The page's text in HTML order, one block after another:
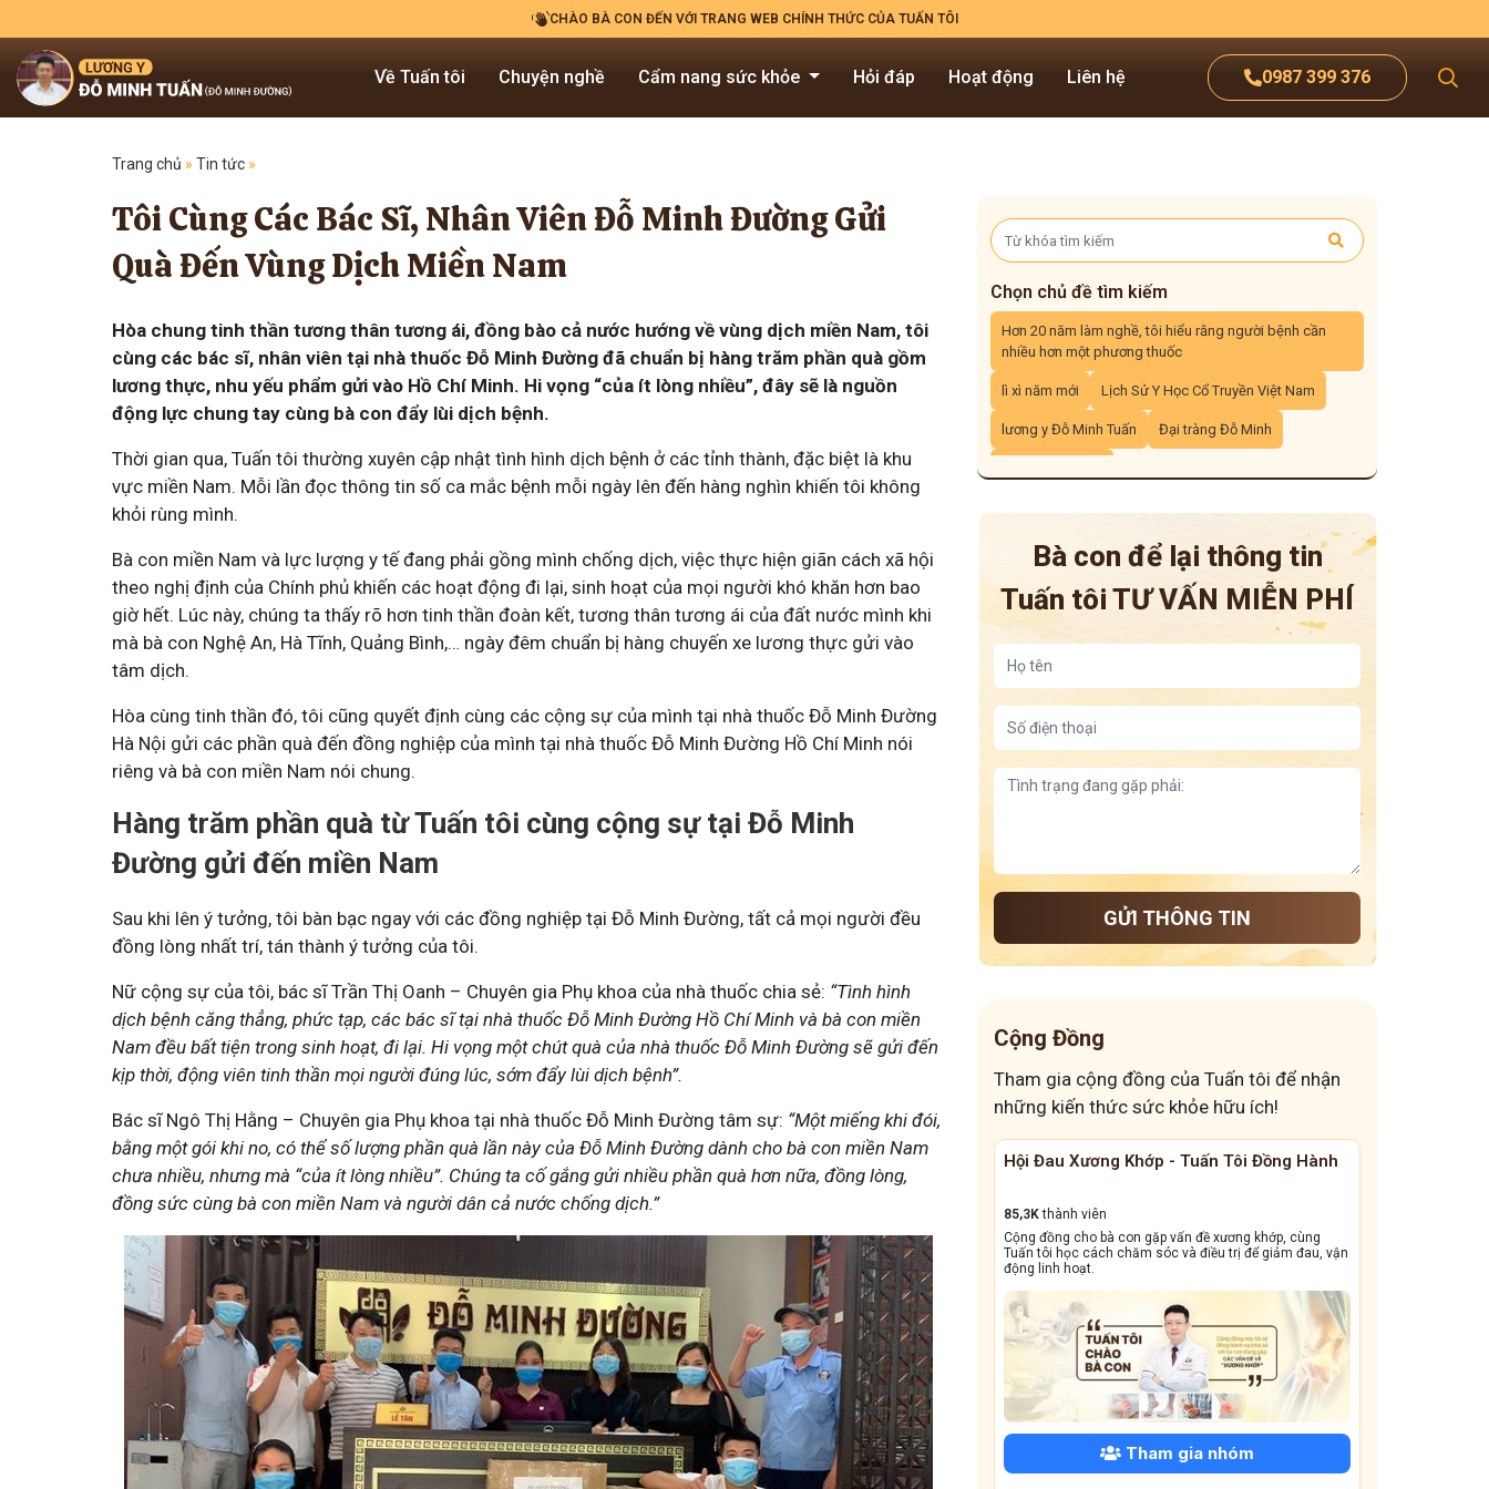
CHÀO BÀ CON ĐẾN VỚI TRANG WEB CHÍNH THỨC CỦA TUẤN TÔI
0987 399 376
Về Tuấn tôi Chuyện nghề Cẩm nang sức khỏe Hỏi đáp Hoạt động Liên hệ
Trang chủ » Tin tức »
Tôi Cùng Các Bác Sĩ, Nhân Viên Đỗ Minh Đường Gửi
Quà Đến Vùng Dịch Miền Nam
Hòa chung tinh thần tương thân tương ái, đồng bào cả nước hướng về vùng dịch miền Nam, tôi
cùng các bác sĩ, nhân viên tại nhà thuốc Đỗ Minh Đường đã chuẩn bị hàng trăm phần quà gồm
lương thực, nhu yếu phẩm gửi vào Hồ Chí Minh. Hi vọng “của ít lòng nhiều”, đây sẽ là nguồn
động lực chung tay cùng bà con đẩy lùi dịch bệnh.
Thời gian qua, Tuấn tôi thường xuyên cập nhật tình hình dịch bệnh ở các tỉnh thành, đặc biệt là khu
vực miền Nam. Mỗi lần đọc thông tin số ca mắc bệnh mỗi ngày lên đến hàng nghìn khiến tôi không
khỏi rùng mình.
Bà con miền Nam và lực lượng y tế đang phải gồng mình chống dịch, việc thực hiện giãn cách xã hội
theo nghị định của Chính phủ khiến các hoạt động đi lại, sinh hoạt của mọi người khó khăn hơn bao
giờ hết. Lúc này, chúng ta thấy rõ hơn tinh thần đoàn kết, tương thân tương ái của đất nước mình khi
mà bà con Nghệ An, Hà Tĩnh, Quảng Bình,… ngày đêm chuẩn bị hàng chuyến xe lương thực gửi vào
tâm dịch.
Hòa cùng tinh thần đó, tôi cũng quyết định cùng các cộng sự của mình tại nhà thuốc Đỗ Minh Đường
Hà Nội gửi các phần quà đến đồng nghiệp của mình tại nhà thuốc Đỗ Minh Đường Hồ Chí Minh nói
riêng và bà con miền Nam nói chung.
Hàng trăm phần quà từ Tuấn tôi cùng cộng sự tại Đỗ Minh
Đường gửi đến miền Nam
Sau khi lên ý tưởng, tôi bàn bạc ngay với các đồng nghiệp tại Đỗ Minh Đường, tất cả mọi người đều
đồng lòng nhất trí, tán thành ý tưởng của tôi.
Nữ cộng sự của tôi, bác sĩ Trần Thị Oanh – Chuyên gia Phụ khoa của nhà thuốc chia sẻ: “Tình hình
dịch bệnh căng thẳng, phức tạp, các bác sĩ tại nhà thuốc Đỗ Minh Đường Hồ Chí Minh và bà con miền
Nam đều bất tiện trong sinh hoạt, đi lại. Hi vọng một chút quà của nhà thuốc Đỗ Minh Đường sẽ gửi đến
kịp thời, động viên tinh thần mọi người đúng lúc, sớm đẩy lùi dịch bệnh”.
Bác sĩ Ngô Thị Hằng – Chuyên gia Phụ khoa tại nhà thuốc Đỗ Minh Đường tâm sự: “Một miếng khi đói,
bằng một gói khi no, có thể số lượng phần quà lần này của Đỗ Minh Đường dành cho bà con miền Nam
chưa nhiều, nhưng mà “của ít lòng nhiều”. Chúng ta cố gắng gửi nhiều phần quà hơn nữa, đồng lòng,
đồng sức cùng bà con miền Nam và người dân cả nước chống dịch.”
Chọn chủ đề tìm kiếm
Hơn 20 năm làm nghề, tôi hiểu rằng người bệnh cần
nhiều hơn một phương thuốc
lì xì năm mới Lịch Sử Y Học Cổ Truyền Việt Nam
lương y Đỗ Minh Tuấn Đại tràng Đỗ Minh
Bà con để lại thông tin
Tuấn tôiTƯ VẤN MIỄN PHÍ
GỬI THÔNG TIN
Cộng Đồng
Tham gia cộng đồng của Tuấn tôi để nhận
những kiến thức sức khỏe hữu ích!
- Đánh Bay Mẩn Ngứa
gây khó chịu và ảnh hưởng sinh hoạt.
sẻ cách giảm ngứa, làm dịu da và
Tuấn tôi - Y diệu thuốc nam
95,5k thành viên
Góc nhỏ tôi chia sẻ với bà con về chuyện thuốc Nam, về
tất tần tật kiến thức sức khỏe và cách chăm sóc bản
thân theo YHCT.
Hội Đau Xương Khớp - Tuấn Tôi Đồng Hành
85,3K
Cộng đồng cho bà con gặp vấn đề xương khớp, cùng
Tuấn tôi học cách chăm sóc và điều trị để giảm đau, vận
Tham gia nhóm
Cộng Đồng Chữa Bệnh Tai Mũi Họng
13,1kthành viên
Cộng đồng này sẽ giúp bà con đẩy lùi tình trạng ho dai
dẳng, viêm xoang tái phát triền miền, amidan sưng đỏ,...